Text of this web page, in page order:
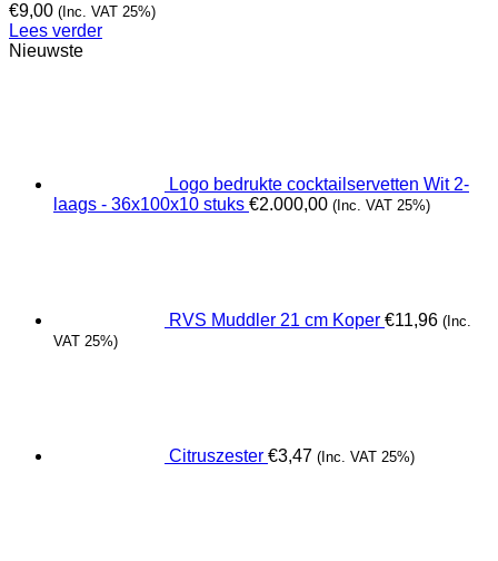
€9,00 (Inc. VAT 25%)
Lees verder
Nieuwste
Logo bedrukte cocktailservetten Wit 2-
laags - 36x100x10 stuks €2.000,00 (Inc. VAT 25%)
RVS Muddler 21 cm Koper €11,96 (Inc.
VAT 25%)
Citruszester €3,47 (Inc. VAT 25%)